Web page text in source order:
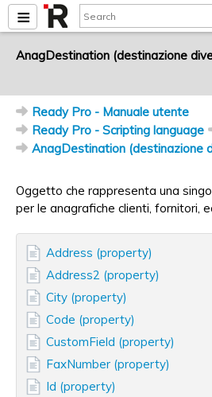
AnagDestination (destinazione
Ready Pro - Manuale utente
Ready Pro - Scripting language
AnagDestination (destinazione
Oggetto che rappresenta una
per le anagrafiche clienti, fornitori,
Address (property)
Address2 (property)
City (property)
Code (property)
CustomField (property)
FaxNumber (property)
Id (property)